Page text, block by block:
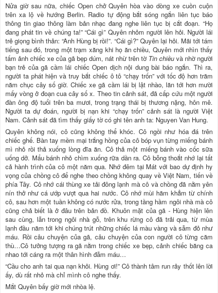
Nửa giờ sau nữa, chiếc Open chở Quyên hòa vào dòng xe cuồn cuộn
trên xa lộ về hướng Berlin. Radio tự động bắt sóng ngắn liên tục báo
thông tin giao thông làm bản nhạc đang nghe liên tục bị cắt đoạn. “Họ
đang phát tin về chúng ta!” “Cái gì” Quyên nhỏm người lên hỏi. Người lái
trẻ giọng bình thản: “Anh Hùng bị rồi!”. “Cái gì?” Quyên lại hỏi. Mãi tới tám
tiếng sau đó, trong một trạm xăng khi họ ăn chiều, Quyên mới nhìn thấy
tấm ảnh chiếc xe của gã bẹp dúm, nát nhừ trên tờ Tin chiều và nhờ người
bạn trẻ của gã cầm lái chiếc Open dịch nội dung bài báo ngắn. Thì ra,
người ta phát hiện và truy bắt chiếc ô tô “chạy trốn” với tốc độ hơn trăm
năm chục cây số giờ. Chiếc xe gã cầm lái bị lật nhào, lăn tới hơn mười
mấy vòng ở đoạn cua cây số x. Theo tin cảnh sát, đã cấp cứu một người
đàn ông độ tuổi trên ba mươi, trong trạng thái bị thương nặng, hôn mê.
Người ta dự đoán, người bị nạn khi “chạy trốn” cảnh sát là người Việt
Nam. Cảnh sát đã tìm thấy giấy tờ có ghi tên anh ta: Nguyen Van Hung.
Quyên không nói, cô cũng không thể khóc. Cô ngồi như hóa đá trên
chiếc ghế. Bàn tay mềm mại trắng hồng của cô bóp vụn từng miếng bánh
mì nhỏ rồi thả xuống lòng đĩa ăn. Cô thả một miếng bánh vào cốc sữa
uống dở. Mẩu bánh nhỏ chìm xuống rữa dần ra. Cô bỗng thoắt nhớ lại tất
cả hành trình của cô một năm qua. Nhớ đêm tại Mát với bao dự định hy
vọng của chồng cô để nghe theo chồng không quay về Việt Nam, tiến về
phía Tây. Cô nhớ cái thùng xe tải đông lạnh mà cô và chồng đã nằm yên
nín thở như cá ướp vượt qua hai nước. Cô nhớ mùi hăm khẳm từ chính
cô, sau hơn một tuần không có nước rửa, trong tầng hầm ngôi nhà mà cô
cũng chả biết là ở đâu trên bản đồ. Khuôn mặt của gã - Hùng hiện lên
sau cùng, lẫn trong ngôi nhà gỗ, trên khu rừng cô đã trải qua, từ mùa
lạnh đầu năm tới khi chúng trút những chiếc lá màu vàng và sẫm đỏ như
máu. Rồi câu chuyện của gã, câu chuyện của con người cô từng căm
thù…Cô tưởng tượng ra gã nằm trong chiếc xe bẹp, cảnh chiếc băng ca
nhao tới cáng ra một thân hình đẫm máu…
“Cầu cho anh tai qua nạn khỏi. Hùng ơi!” Cô thành tâm run rảy thốt lên lời
ấy, dù rất nhỏ mà chỉ mình cô nghe thấy.
Mắt Quyên bấy giờ mới nhòa lệ.